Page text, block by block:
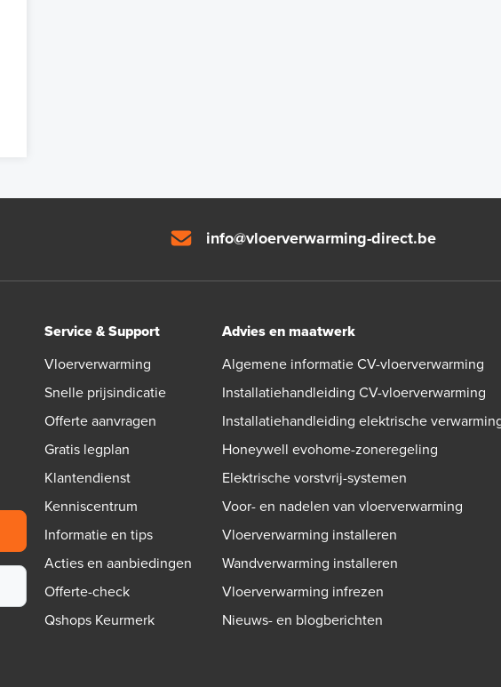
info@vloerverwarming-direct.be
Service & Support
Vloerverwarming
Snelle prijsindicatie
Offerte aanvragen
Gratis legplan
Klantendienst
Kenniscentrum
Informatie en tips
Acties en aanbiedingen
Offerte-check
Qshops Keurmerk
Advies en maatwerk
Algemene informatie CV-vloerverwarming
Installatiehandleiding CV-vloerverwarming
Installatiehandleiding elektrische
Honeywell evohome-zoneregeling
Elektrische vorstvrij-systemen
Voor- en nadelen van vloerverwarming
Vloerverwarming installeren
Wandverwarming installeren
Vloerverwarming infrezen
Nieuws- en blogberichten